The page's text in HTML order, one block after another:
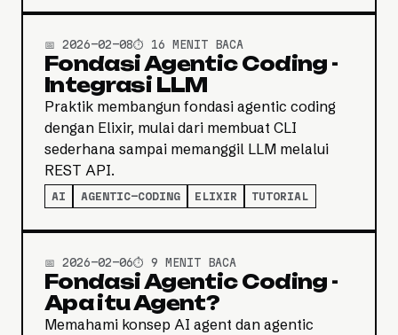
📅 2026-02-08⏱️ 16 MENIT BACA
Fondasi Agentic Coding -
Integrasi LLM
Praktik membangun fondasi agentic coding
dengan Elixir, mulai dari membuat CLI
sederhana sampai memanggil LLM melalui
REST API.
AI AGENTIC-CODING ELIXIR TUTORIAL
📅 2026-02-06⏱️ 9 MENIT BACA
Fondasi Agentic Coding -
Apa itu Agent?
Memahami konsep AI agent dan agentic